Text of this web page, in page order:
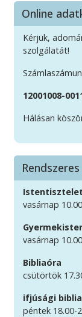
Online
Kérjük,
szolgálatát!
12001008-
Hálásan
Istentisztelet
vasárnap 10.00
vasárnap 10.00
Bibliaóra
csütörtök
ifjúsági
péntek 18.00-